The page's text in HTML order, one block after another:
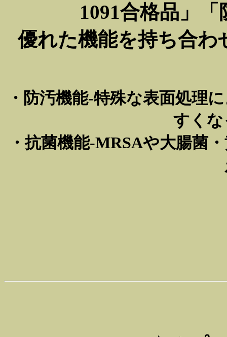
1091合格品」
優れた機能を持ち合
・防汚機能-特殊な表面処理
すく
・抗菌機能-MRSAや大腸菌